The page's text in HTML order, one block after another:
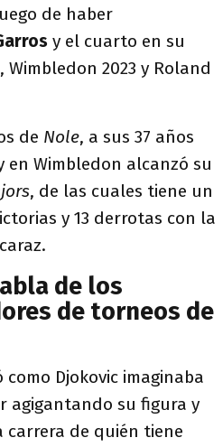
de haber
y el cuarto en su
Wimbledon 2023 y Roland
de Nole, a sus 37 años
Wimbledon alcanzó su
, de las cuales tiene un
y 13 derrotas con la
de los
de torneos de
Djokovic imaginaba
agigantando su figura y
carrera de quién tiene